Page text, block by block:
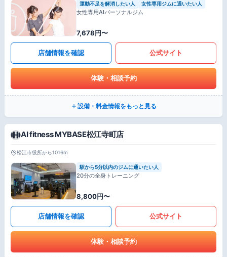
運動不足を解消したい人 女性専用ジムに通いたい人
女性専用AIパーソナルジム
7,678円〜
店舗情報を確認 公式サイト
体験・相談予約
設備・料金情報をもっと見る
AI fitness MYBASE松江寺町店
松江市役所から1016m
駅から5分以内のジムに通いたい人
20分の全身トレーニング
8,800円〜
店舗情報を確認 公式サイト
体験・相談予約